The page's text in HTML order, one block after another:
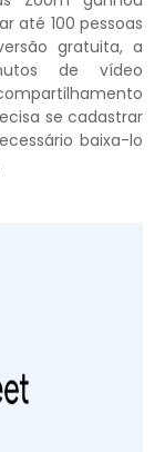
até 100 pessoas
gratuita, a
de vídeo
se cadastrar
baixa-lo